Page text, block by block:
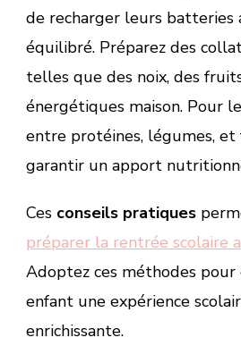
de recharger leurs batteries
équilibré. Préparez des
telles que des noix, des
énergétiques maison. Pour
entre protéines, légumes,
garantir un apport
Ces conseils pratiques
préparer la rentrée scolaire
Adoptez ces méthodes
enfant une expérience
enrichissante.